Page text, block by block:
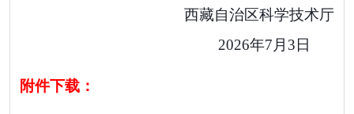
西藏自治区科学技术厅
2026年7 月 3日
附件下载：